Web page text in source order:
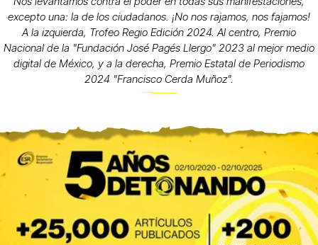
excepto una: la de los ciudadanos. ¡No nos rajamos, nos fajamos!
A la izquierda, Trofeo Regio Edición 2024. Al centro, Premio
Nacional de la "Fundación José Pagés Llergo" 2023 al mejor medio
digital de México, y a la derecha, Premio Estatal de Periodismo
2024 "Francisco Cerda Muñoz".